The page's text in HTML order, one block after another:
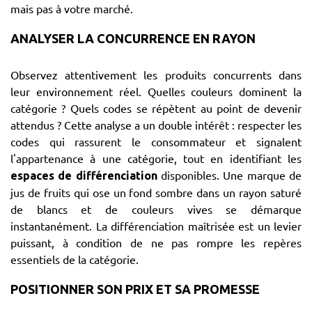
mais pas à votre marché.
ANALYSER LA CONCURRENCE EN RAYON
Observez attentivement les produits concurrents dans
leur environnement réel. Quelles couleurs dominent la
catégorie ? Quels codes se répètent au point de devenir
attendus ? Cette analyse a un double intérêt : respecter les
codes qui rassurent le consommateur et signalent
l'appartenance à une catégorie, tout en identifiant les
espaces de différenciationdisponibles. Une marque de
jus de fruits qui ose un fond sombre dans un rayon saturé
de blancs et de couleurs vives se démarque
instantanément. La différenciation maîtrisée est un levier
puissant, à condition de ne pas rompre les repères
essentiels de la catégorie.
POSITIONNER SON PRIX ET SA PROMESSE